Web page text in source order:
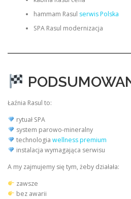
hammam Rasul serwis Polska
SPA Rasul modernizacja
Łaźnia Rasul to:
rytuał SPA
system parowo-mineralny
technologia wellness premium
instalacja wymagająca serwisu
A my zajmujemy się tym, żeby działała:
zawsze
bez awarii